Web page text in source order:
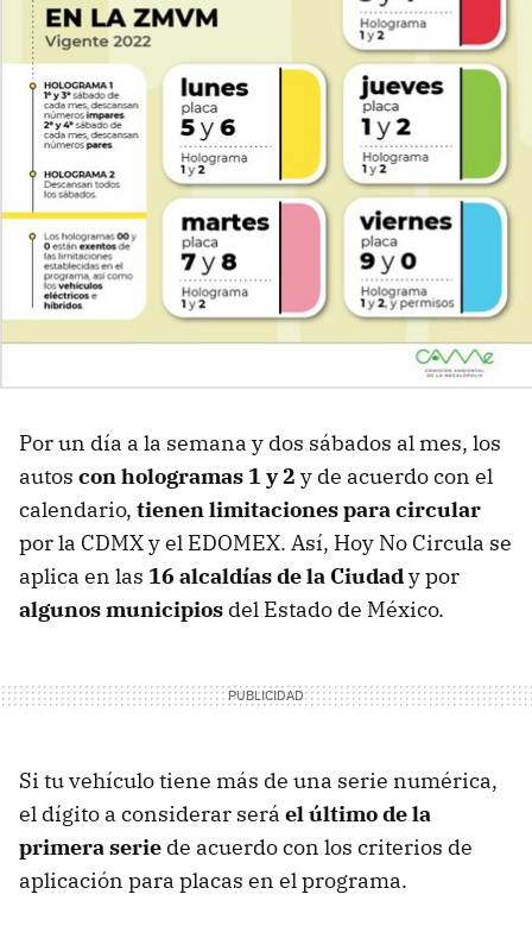
Por un día a la semana y dos sábados al mes, los
autos con hologramas 1 y 2 y de acuerdo con el
calendario, tienen limitaciones para circular
por la CDMX y el EDOMEX. Así, Hoy No Circula se
aplica en las 16 alcaldías de la Ciudady por
algunos municipios del Estado de México.
Si tu vehículo tiene más de una serie numérica,
el dígito a considerar será el último de la
primera serie de acuerdo con los criterios de
aplicación para placas en el programa.